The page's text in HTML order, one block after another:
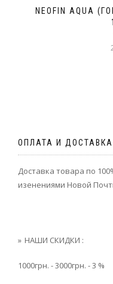
NEOFIN AQUA
ОПЛАТА И
Доставка товара по
изенениями Новой
НАШИ СКИДКИ :
1000грн. - 3000грн. - 3 %